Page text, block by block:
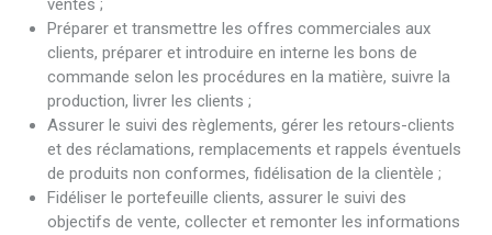
ventes ;
Préparer et transmettre les offres commerciales aux
clients, préparer et introduire en interne les bons de
commande selon les procédures en la matière, suivre la
production, livrer les clients ;
Assurer le suivi des règlements, gérer les retours-clients
et des réclamations, remplacements et rappels éventuels
de produits non conformes, fidélisation de la clientèle ;
Fidéliser le portefeuille clients, assurer le suivi des
objectifs de vente, collecter et remonter les informations